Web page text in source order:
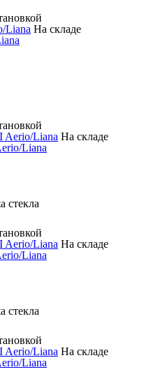
На складе
На складе
Liana
стекла
На складе
Liana
стекла
На складе
Liana